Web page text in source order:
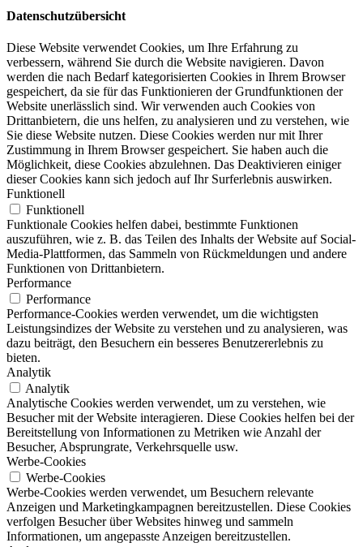
Datenschutzübersicht
Diese Website verwendet Cookies, um Ihre Erfahrung zu
verbessern, während Sie durch die Website navigieren. Davon
werden die nach Bedarf kategorisierten Cookies in Ihrem Browser
gespeichert, da sie für das Funktionieren der Grundfunktionen der
Website unerlässlich sind. Wir verwenden auch Cookies von
Drittanbietern, die uns helfen, zu analysieren und zu verstehen, wie
Sie diese Website nutzen. Diese Cookies werden nur mit Ihrer
Zustimmung in Ihrem Browser gespeichert. Sie haben auch die
Möglichkeit, diese Cookies abzulehnen. Das Deaktivieren einiger
dieser Cookies kann sich jedoch auf Ihr Surferlebnis auswirken.
Funktionell
Funktionell
Funktionale Cookies helfen dabei, bestimmte Funktionen
auszuführen, wie z. B. das Teilen des Inhalts der Website auf Social-
Media-Plattformen, das Sammeln von Rückmeldungen und andere
Funktionen von Drittanbietern.
Performance
Performance
Performance-Cookies werden verwendet, um die wichtigsten
Leistungsindizes der Website zu verstehen und zu analysieren, was
dazu beiträgt, den Besuchern ein besseres Benutzererlebnis zu
bieten.
Analytik
Analytik
Analytische Cookies werden verwendet, um zu verstehen, wie
Besucher mit der Website interagieren. Diese Cookies helfen bei der
Bereitstellung von Informationen zu Metriken wie Anzahl der
Besucher, Absprungrate, Verkehrsquelle usw.
Werbe-Cookies
Werbe-Cookies
Werbe-Cookies werden verwendet, um Besuchern relevante
Anzeigen und Marketingkampagnen bereitzustellen. Diese Cookies
verfolgen Besucher über Websites hinweg und sammeln
Informationen, um angepasste Anzeigen bereitzustellen.